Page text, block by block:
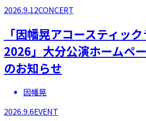
2026.9.12CONCERT
「因幡晃アコースティッ
2026」大分公演ホームペ
のお知らせ
因幡晃
2026.9.6EVENT